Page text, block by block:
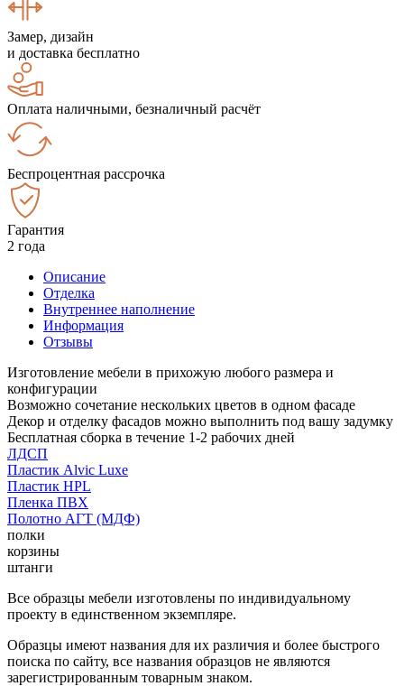
Замер, дизайн
и доставка бесплатно
Оплата наличными, безналичный расчёт
Беспроцентная рассрочка
Гарантия
2 года
Описание
Отделка
Внутреннее наполнение
Информация
Отзывы
Изготовление мебели в прихожую любого размера и
конфигурации
Возможно сочетание нескольких цветов в одном фасаде
Декор и отделку фасадов можно выполнить под вашу задумку
Бесплатная сборка в течение 1-2 рабочих дней
ЛДСП
Пластик Alvic Luxe
Пластик HPL
Пленка ПВХ
Полотно АГТ (МДФ)
полки
корзины
штанги
Все образцы мебели изготовлены по индивидуальному
проекту в единственном экземпляре.
Образцы имеют названия для их различия и более быстрого
поиска по сайту, все названия образцов не являются
зарегистрированным товарным знаком.